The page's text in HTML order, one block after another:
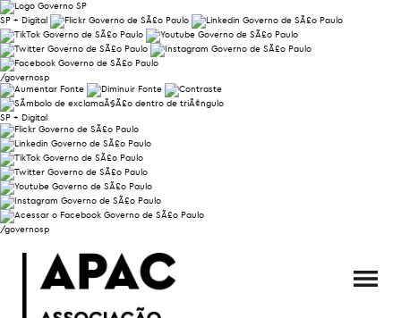
SP + Digital
/governosp
SP + Digital
/governosp